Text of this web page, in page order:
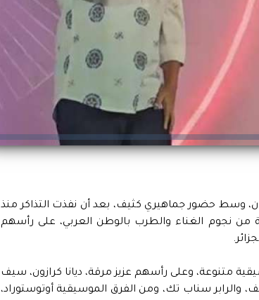
وسط حضور جماهيري كثيف، بعد أن نفذت التذاكر منذ
من نجوم الغناء والطرب بالوطن العربي، على رأسهم
أشكال موسيقية متنوعة، وعلى رأسهم عزيز مرقة، ديانا كرازون، سيف
والرابر سناب تك، ومن الفرق الموسيقية أوتوستوراد،